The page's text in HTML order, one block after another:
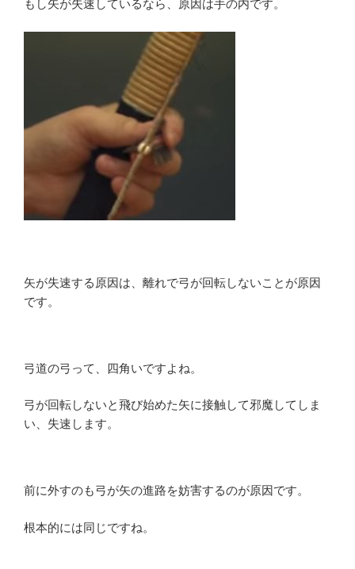
もし矢が失速しているなら、原因は手の内です。
矢が失速する原因は、離れで弓が回転しないことが原因
です。
弓道の弓って、四角いですよね。
弓が回転しないと飛び始めた矢に接触して邪魔してしま
い、失速します。
前に外すのも弓が矢の進路を妨害するのが原因です。
根本的には同じですね。